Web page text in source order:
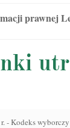
prawnej
- Kodeks wyborczy